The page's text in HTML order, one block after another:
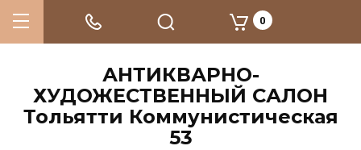
АНТИКВАРНО-
ХУДОЖЕСТВЕННЫЙ САЛОН
Тольятти Коммунистическая
53
0